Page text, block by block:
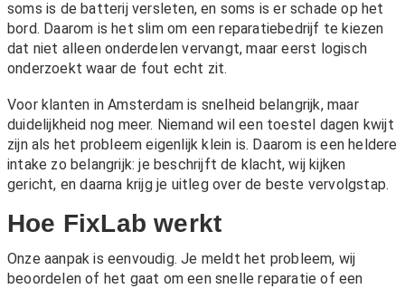
soms is de batterij versleten, en soms is er schade op het
bord. Daarom is het slim om een reparatiebedrijf te kiezen
dat niet alleen onderdelen vervangt, maar eerst logisch
onderzoekt waar de fout echt zit.
Voor klanten in Amsterdam is snelheid belangrijk, maar
duidelijkheid nog meer. Niemand wil een toestel dagen kwijt
zijn als het probleem eigenlijk klein is. Daarom is een heldere
intake zo belangrijk: je beschrijft de klacht, wij kijken
gericht, en daarna krijg je uitleg over de beste vervolgstap.
Hoe FixLab werkt
Onze aanpak is eenvoudig. Je meldt het probleem, wij
beoordelen of het gaat om een snelle reparatie of een